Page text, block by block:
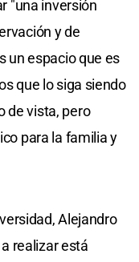
"una inversión
y de
un espacio que es
que lo siga siendo
de vista, pero
para la familia y
Alejandro
realizar está